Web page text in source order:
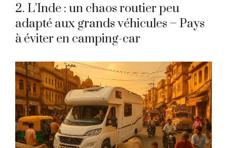
2. L’Inde : un chaos routier peu
adapté aux grands véhicules – Pays
à éviter en camping-car